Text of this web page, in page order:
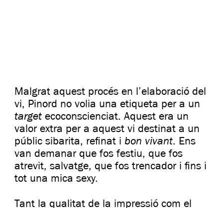
Malgrat aquest procés en l’elaboració del
vi, Pinord no volia una etiqueta per a un
target ecoconscienciat. Aquest era un
valor extra per a aquest vi destinat a un
públic sibarita, refinat i bon vivant. Ens
van demanar que fos festiu, que fos
atrevit, salvatge, que fos trencador i fins i
tot una mica sexy.
Tant la qualitat de la impressió com el